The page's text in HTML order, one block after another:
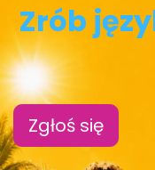
Zgłoś się
Zrób j